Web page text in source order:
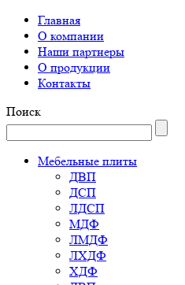
Главная
О компании
Наши партнеры
О продукции
Контакты
Поиск
Мебельные плиты
ДВП
ДСП
ЛДСП
МДФ
ЛМДФ
ЛХДФ
ХДФ
Здравствуйте,
хотите я вам
29 секунд и
Нажимая на кнопку "
согласие на обработку
принимаю